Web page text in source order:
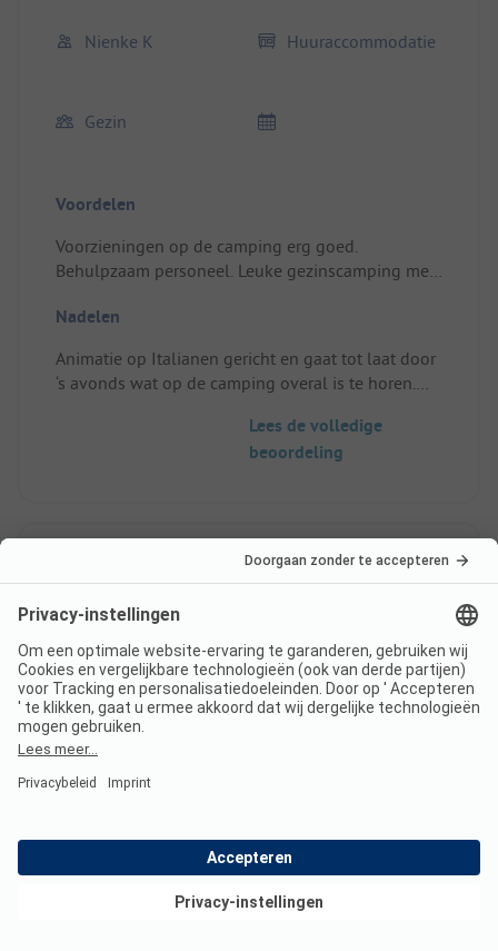
Nienke K Huuraccommodatie
Gezin
Voordelen
Voorzieningen op de camping erg goed.
Behulpzaam personeel. Leuke gezinscamping met
Toegang naar het strand vanaf de camping, prima
Standplaats/Huuraccommodatie: Mooie
stacaravan, schoon en goed onderhouden.
Voorzien van comfort (twee slaapkamers, twee
televisies, airco, vaatwasser en goede
verduisterende rolgordijnen) Parkeren kan bij de
Nadelen
Animatie op Italianen gericht en gaat tot laat door
‘s avonds wat op de camping overal is te horen.
horren aanwezig bij in de stacaravan (wel op de
ramen), ook is keukeninventaris minimaal.
Lees de volledige
beoordeling
Familievriendelijk
schaduw
Christine G
Bekijk deals